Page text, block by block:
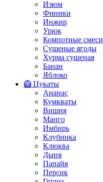
Изюм
Финики
Инжир
Урюк
Компотные смеси
Сушеные ягоды
Хурма сушеная
Банан
Яблоко
🥝 Цукаты
Ананас
Кумкваты
Вишня
Манго
Имбирь
Клубника
Клюква
Дыня
Папайя
Персик